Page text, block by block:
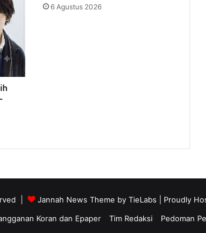
6 Agustus 2026
| Jannah News Theme by TieLabs | Proudly
Koran dan Epaper Tim Redaksi
Pedoman